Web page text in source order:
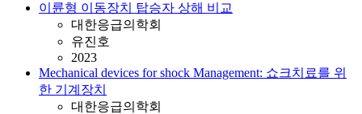
이륜형 이동장치 탑승자 상해 비교
대한응급의학회
유진호
2023
Mechanical devices for shock Management: 쇼크치료를 위
한 기계장치
대한응급의학회